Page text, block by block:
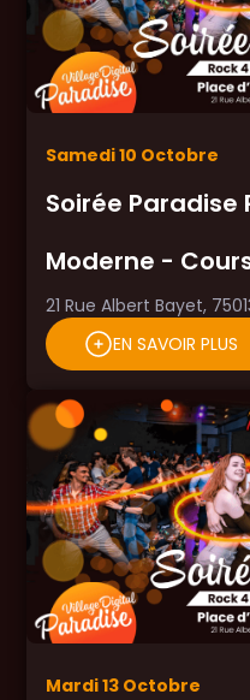
Samedi10 Octobre
Soirée Paradise
Moderne -
21 Rue Albert Bayet,
EN SAVOIR PLUS
Mardi13 Octobre